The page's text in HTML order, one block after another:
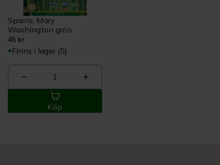
Sparris, Mary
Washington grön
45 kr
Finns i lager (5)
1
Köp